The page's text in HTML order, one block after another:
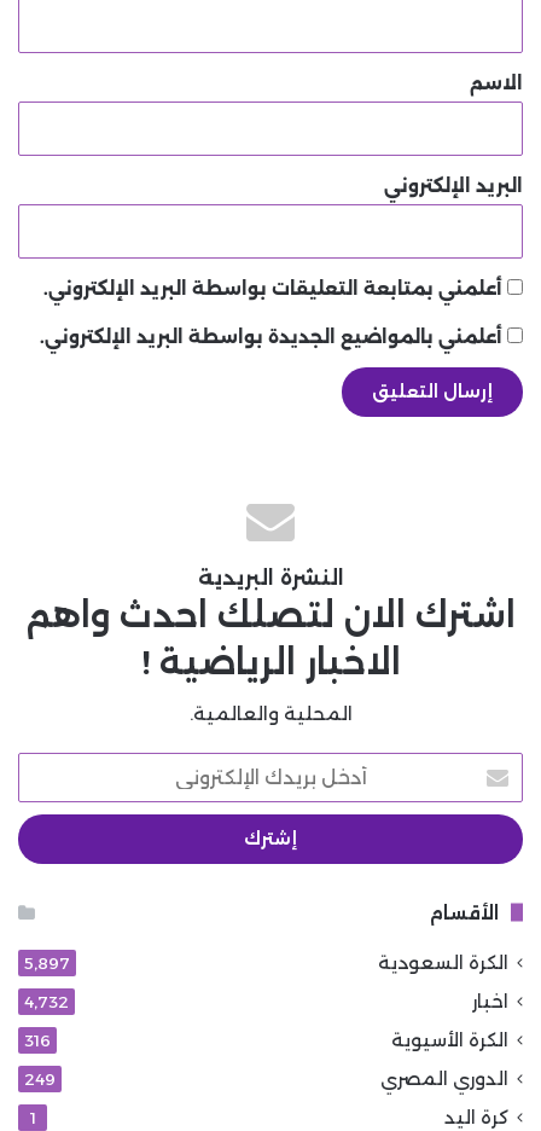
*الاسم
البريد الإلكتروني
أعلمني بمتابعة التعليقات بواسطة البريد الإلكتروني.
أعلمني بالمواضيع الجديدة بواسطة البريد الإلكتروني.
النشرة البريدية
اشترك الان لتصلك احدث واهم
الاخبار الرياضية !
المحلية والعالمية.
أدخل
بريدك
الإلكتروني
الأقسام
الكرة السعودية 5٬897
اخبار 4٬732
الكرة الأسيوية 316
الدوري المصري 249
كرة اليد 1